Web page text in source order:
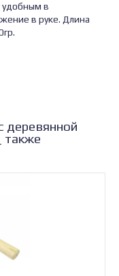
удобным в
в руке. Длина
деревянной